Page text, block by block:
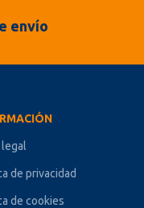
envío
de privacidad
de cookies